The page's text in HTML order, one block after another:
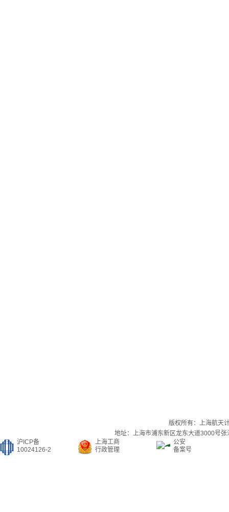
版权所有：上海航天
地址：上海市浦东新区龙东大道3000号
沪ICP备
10024126-2
上海工商
行政管理
公安
备案号